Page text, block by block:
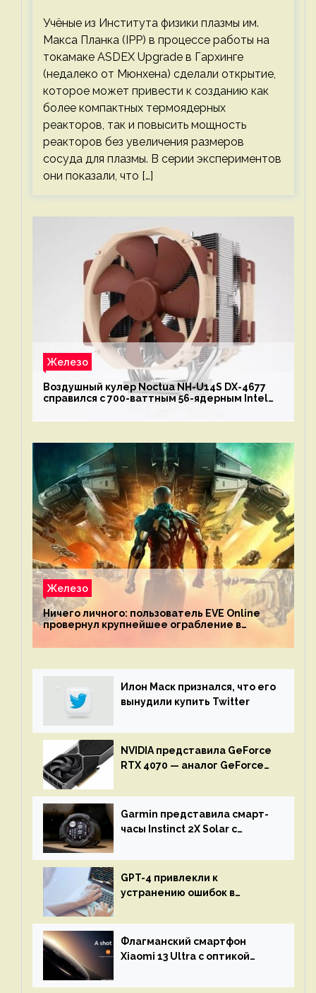
Учёные из Института физики плазмы им.
Макса Планка (IPP) в процессе работы на
токамаке ASDEX Upgrade в Гархинге
(недалеко от Мюнхена) сделали открытие,
которое может привести к созданию как
более компактных термоядерных
реакторов, так и повысить мощность
реакторов без увеличения размеров
сосуда для плазмы. В серии экспериментов
они показали, что […]
Железо
Воздушный кулер Noctua NH-U14S DX-4677
справился с 700-ваттным 56-ядерным Intel
Железо
Ничего личного: пользователь EVE Online
провернул крупнейшее ограбление в
механике
Илон Маск признался, что его
вынудили купить Twitter
NVIDIA представила GeForce
RTX 4070 — аналог GeForce
Garmin представила смарт-
часы Instinct 2X Solar с
GPT-4 привлекли к
устранению ошибок в
остановится до полного
восстановления кода и
объяснит, что пошло не так
Флагманский смартфон
Xiaomi 13 Ultra с оптикой
представят 18 апреля